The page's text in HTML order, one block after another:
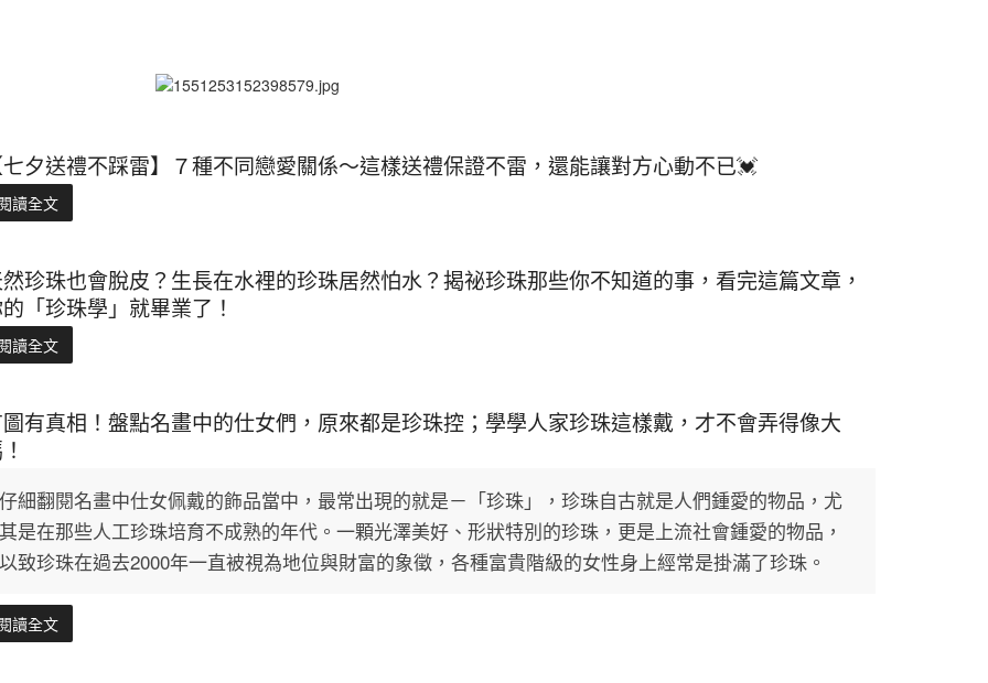
夕送禮不踩雷】７種不同戀愛關係～這樣送禮保證不雷，還能讓對方心動不已💓
讀全文
珍珠也會脫皮？生長在水裡的珍珠居然怕水？揭祕珍珠那些你不知道的事，看完這篇文章，
「珍珠學」就畢業了！
讀全文
有真相！盤點名畫中的仕女們，原來都是珍珠控；學學人家珍珠這樣戴，才不會弄得像大
仔細翻閱名畫中仕女佩戴的飾品當中，最常出現的就是－「珍珠」，珍珠自古就是人們鍾愛的物品，尤
其是在那些人工珍珠培育不成熟的年代。一顆光澤美好、形狀特別的珍珠，更是上流社會鍾愛的物品，
以致珍珠在過去2000年一直被視為地位與財富的象徵，各種富貴階級的女性身上經常是掛滿了珍珠。
讀全文